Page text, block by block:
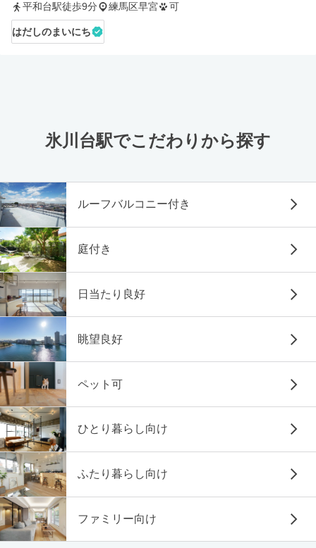
平和台駅徒歩9分
練馬区早宮 可
はだしのまいにち
氷川台駅でこだわりから探す
ルーフバルコニー付き
庭付き
日当たり良好
眺望良好
ペット可
ひとり暮らし向け
ふたり暮らし向け
ファミリー向け